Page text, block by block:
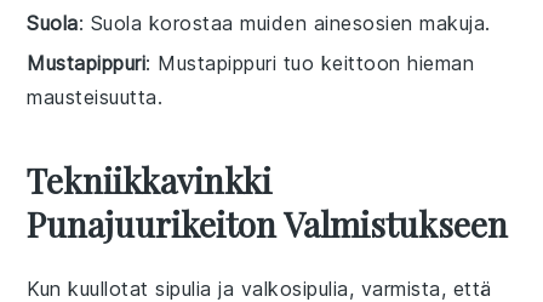
Suola: Suola korostaa muiden ainesosien makuja.
Mustapippuri: Mustapippuri tuo keittoon hieman
mausteisuutta.
Tekniikkavinkki
Punajuurikeiton Valmistukseen
Kun kuullotatsipulia ja valkosipulia, varmista, että